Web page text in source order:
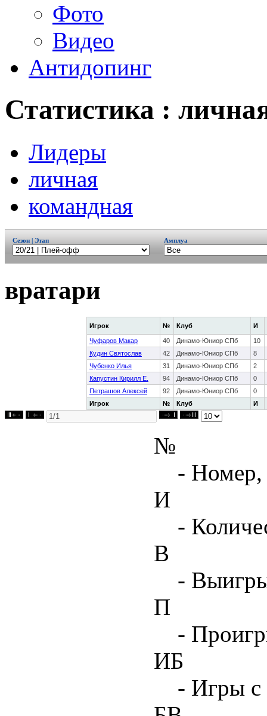
Фото
Видео
Антидопинг
Статистика :
Лидеры
личная
командная
Сезон | Этап Амплуа
вратари
Игрок № Клуб И
Игрок № Клуб И
Чуфаров Макар 40 Динамо-Юниор СПб
10
Кудин Святослав
42 Динамо-Юниор СПб
8
Чубенко Илья
31 Динамо-Юниор СПб
2
Капустин Кирилл Е.
94 Динамо-Юниор СПб
0
Петрашов Алексей
92 Динамо-Юниор СПб 0
№
- Номер,
И
-
В
-
П
-
ИБ
- Игры с